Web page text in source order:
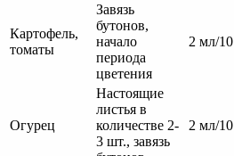
Картофель,
томаты
Завязь
бутонов,
начало
периода
цветения
2 мл/
Огурец
Настоящие
листья в
количестве 2-
3 шт., завязь
2 мл/